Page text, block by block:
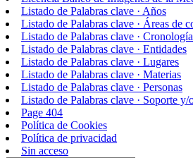
Listado de Palabras clave · Años
Listado de Palabras clave · Áreas de
Listado de Palabras clave · Cronología
Listado de Palabras clave · Entidades
Listado de Palabras clave · Lugares
Listado de Palabras clave · Materias
Listado de Palabras clave · Personas
Listado de Palabras clave · Soporte y/
Page 404
Política de Cookies
Política de privacidad
Sin acceso